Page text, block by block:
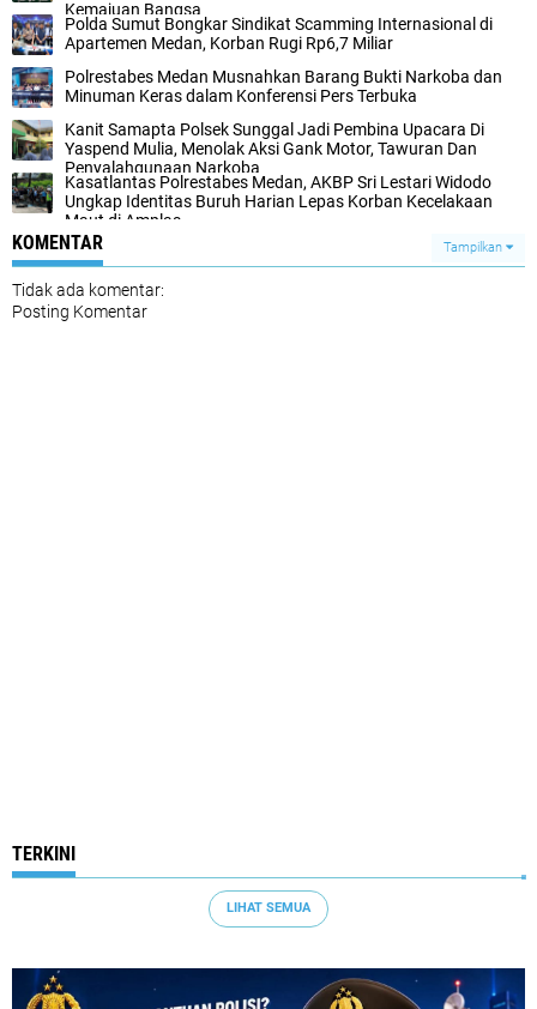
Kemajuan Bangsa
Polda Sumut Bongkar Sindikat Scamming Internasional di
Apartemen Medan, Korban Rugi Rp6,7 Miliar
Polrestabes Medan Musnahkan Barang Bukti Narkoba dan
Minuman Keras dalam Konferensi Pers Terbuka
Kanit Samapta Polsek Sunggal Jadi Pembina Upacara Di
Yaspend Mulia, Menolak Aksi Gank Motor, Tawuran Dan
Penyalahgunaan Narkoba
Kasatlantas Polrestabes Medan, AKBP Sri Lestari Widodo
Ungkap Identitas Buruh Harian Lepas Korban Kecelakaan
Maut di Amplas‎
KOMENTAR Tampilkan
Tidak ada komentar:
Posting Komentar
TERKINI
LIHAT SEMUA